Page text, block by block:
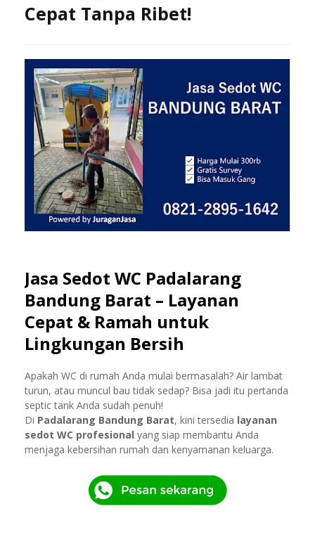
Cepat Tanpa Ribet!
Jasa Sedot WC Padalarang
Bandung Barat – Layanan
Cepat & Ramah untuk
Lingkungan Bersih
Apakah WC di rumah Anda mulai bermasalah? Air lambat
turun, atau muncul bau tidak sedap? Bisa jadi itu pertanda
septic tank Anda sudah penuh!
Di Padalarang Bandung Barat, kini tersedia layanan
sedot WC profesional yang siap membantu Anda
menjaga kebersihan rumah dan kenyamanan keluarga.